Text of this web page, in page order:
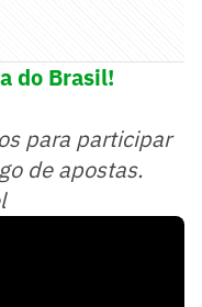
do Brasil!
para participar
de apostas.